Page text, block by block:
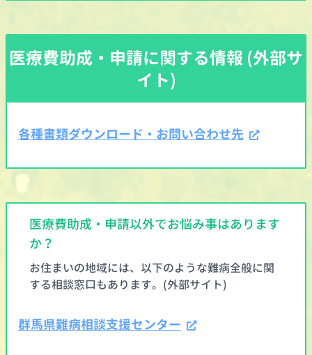
医療費助成・申請に関する情報 (外部サ
イト)
各種書類ダウンロード・お問い合わせ先
医療費助成・申請以外でお悩み事はあります
か？
お住まいの地域には、以下のような難病全般に関
する相談窓口もあります。(外部サイト)
群馬県難病相談支援センター